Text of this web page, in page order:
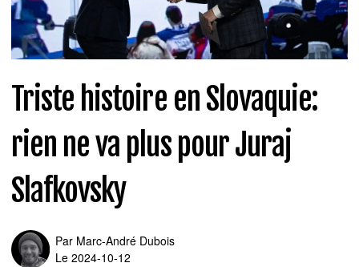
Triste histoire en Slovaquie:
rien ne va plus pour Juraj
Slafkovsky
Par Marc-André Dubois
Le 2024-10-12